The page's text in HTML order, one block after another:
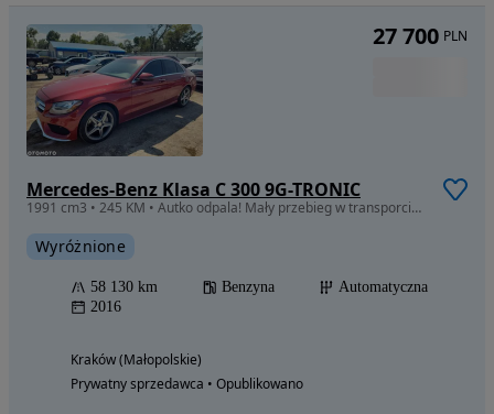
Mercedes-Benz Klasa C 300 9G-TRONIC
1991 cm3 • 245 KM • Autko odpala! Mały przebieg w transporcie do Polski!
Wyróżnione
58 130 km Benzyna
Automatyczna
2016
Kraków (Małopolskie)
Prywatny sprzedawca • Opublikowano
27 700 PLN